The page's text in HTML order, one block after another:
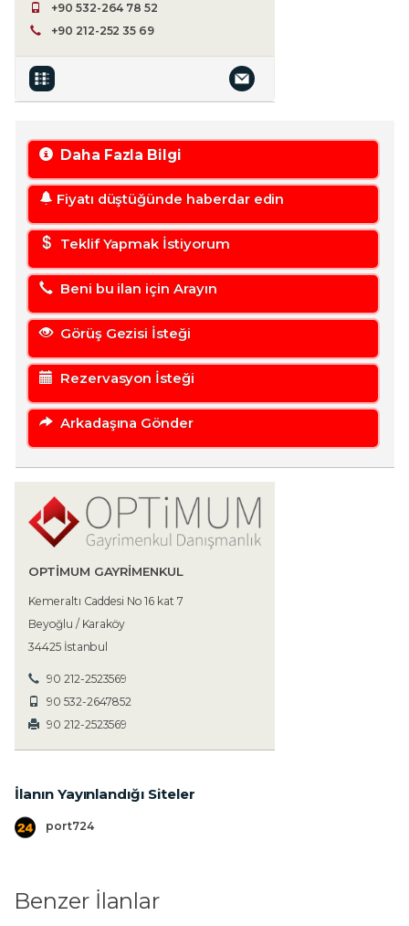
+90 532-264 78 52
+90 212-252 35 69
Daha Fazla Bilgi
Fiyatı düştüğünde haberdar edin
Teklif Yapmak İstiyorum
Beni bu ilan için Arayın
Görüş Gezisi İsteği
Rezervasyon İsteği
Arkadaşına Gönder
OPTIMUM GAYRIMENKUL
Kemeraltı Caddesi No 16 kat 7
Beyoğlu / Karaköy
34425 İstanbul
90 212-2523569
90 532-2647852
90 212-2523569
İlanın Yayınlandığı Siteler
port724
Benzer İlanlar